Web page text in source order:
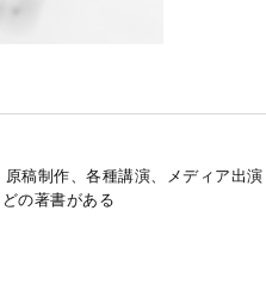
稿制作、各種講演、メディア出演
の著書がある